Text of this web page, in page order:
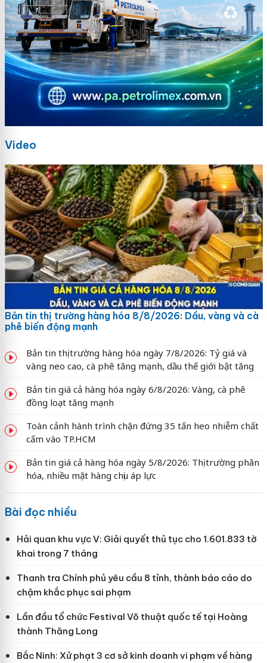
Video
Bản tin thị trường hàng hóa 8/8/2026: Dầu, vàng và cà
phê biến động mạnh
Bản tin thị trường hàng hóa ngày 7/8/2026: Tỷ giá và
vàng neo cao, cà phê tăng mạnh, dầu thế giới bật tăng
Bản tin giá cả hàng hóa ngày 6/8/2026: Vàng, cà phê
đồng loạt tăng mạnh
Toàn cảnh hành trình chặn đứng 35 tấn heo nhiễm chất
cấm vào TP.HCM
Bản tin giá cả hàng hóa ngày 5/8/2026: Thị trường phân
hóa, nhiều mặt hàng chịu áp lực
Bài đọc nhiều
Hải quan khu vực V: Giải quyết thủ tục cho 1.601.833 tờ
khai trong 7 tháng
Thanh tra Chính phủ yêu cầu 8 tỉnh, thành báo cáo do
chậm khắc phục sai phạm
Lần đầu tổ chức Festival Võ thuật quốc tế tại Hoàng
thành Thăng Long
Bắc Ninh: Xử phạt 3 cơ sở kinh doanh vi phạm về hàng